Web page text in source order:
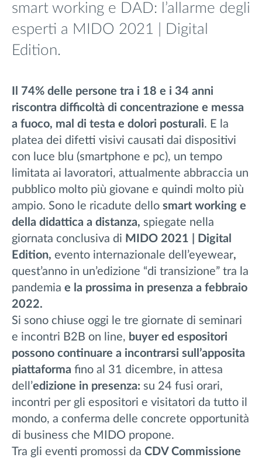
smart working e DAD: l’allarme degli
esperti a MIDO 2021 | Digital
Edition.
Il 74% delle persone tra i 18 e i 34 anni
riscontra difficoltà di concentrazione e messa
a fuoco, mal di testa e dolori posturali. E la
platea dei difetti visivi causati dai dispositivi
con luce blu (smartphone e pc), un tempo
limitata ai lavoratori, attualmente abbraccia un
pubblico molto più giovane e quindi molto più
ampio. Sono le ricadute dello smart working e
della didattica a distanza, spiegate nella
giornata conclusiva di MIDO 2021 | Digital
Edition, evento internazionale dell’eyewear,
quest’anno in un’edizione “di transizione” tra la
pandemia e la prossima in presenza a febbraio
2022.
Si sono chiuse oggi le tre giornate di seminari
e incontri B2B on line, buyer ed espositori
possono continuare a incontrarsi sull’apposita
piattaforma fino al 31 dicembre, in attesa
dell’edizione in presenza: su 24 fusi orari,
incontri per gli espositori e visitatori da tutto il
mondo, a conferma delle concrete opportunità
di business che MIDO propone.
Tra gli eventi promossi da CDV Commissione